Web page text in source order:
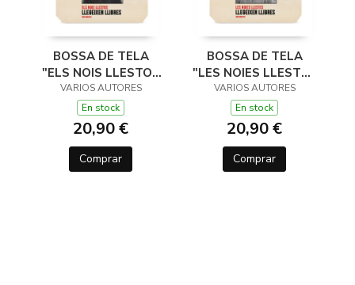
BOSSA DE TELA
"ELS NOIS LLESTOS
LLEGEIXEN LLIBRES"
VARIOS AUTORES
En stock
20,90 €
Comprar
BOSSA DE TELA
"LES NOIES LLESTES
LLEGEIXEN LLIBRES"
VARIOS AUTORES
En stock
20,90 €
Comprar